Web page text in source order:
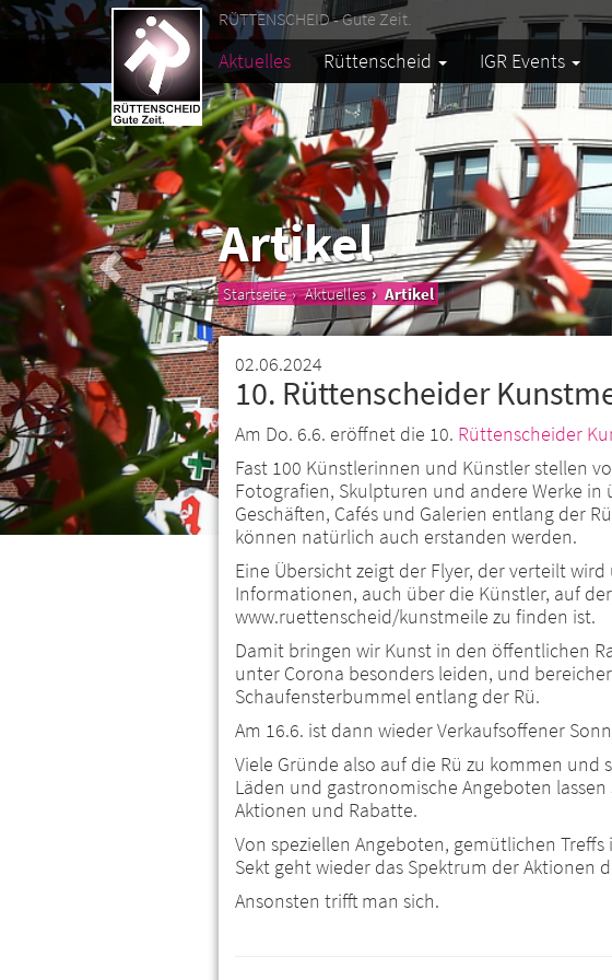
RÜTTENSCHEID - Gute Zeit.
Aktuelles Rüttenscheid IGR Events
Artikel
Startseite Aktuelles Artikel
02.06.2024
10. Rüttenscheider
Am Do. 6.6. eröffnet die 10. Rüttenscheider
Fast 100 Künstlerinnen und Künstler stellen
Fotografien, Skulpturen und andere Werke in
Geschäften, Cafés und Galerien entlang der
können natürlich auch erstanden werden.
Eine Übersicht zeigt der Flyer, der verteilt
Informationen, auch über die Künstler, auf
www.ruettenscheid/kunstmeile zu finden ist.
Damit bringen wir Kunst in den öffentlichen
unter Corona besonders leiden, und
Schaufensterbummel entlang der Rü.
Am 16.6. ist dann wieder Verkaufsoffener
Viele Gründe also auf die Rü zu kommen und
Läden und gastronomische Angeboten
Aktionen und Rabatte.
Von speziellen Angeboten, gemütlichen
Sekt geht wieder das Spektrum der Aktionen
Ansonsten trifft man sich.